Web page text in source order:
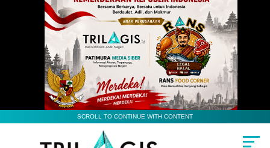
SCROLL TO CONTINUE WITH CONTENT